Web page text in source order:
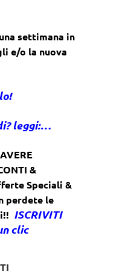
settimana in
e/o la nuova
leggi:…
&
Speciali &
perdete le
ISCRIVITI
clic